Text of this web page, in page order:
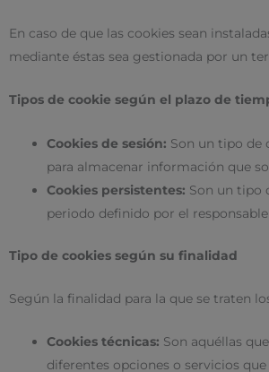
En caso de que las cookies sean
mediante éstas sea gestionada por un
Tipos de cookie según el plazo de
Cookies de sesión: Son un tipo de
para almacenar información que
Cookies persistentes: Son un tipo
periodo definido por el
Tipo de cookies según su finalidad
Según la finalidad para la que se traten
Cookies técnicas: Son aquéllas
diferentes opciones o servicios